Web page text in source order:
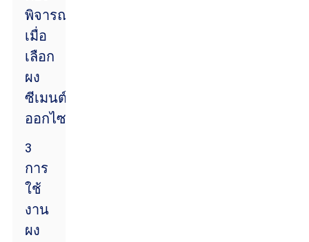
พิจารณา
เมื่อ
เลือก
ผง
ซีเมนต์
ออกไซด์
3
การ
ใช้
งาน
ผง